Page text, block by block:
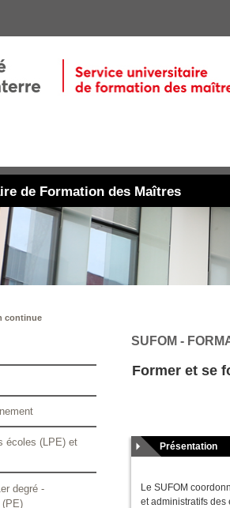
de Formation des Maîtres
continue
SUFOM -
Former et se
Présentation
Le SUFOM
et administratifs
écoles (LPE) et
degré -
(PE)